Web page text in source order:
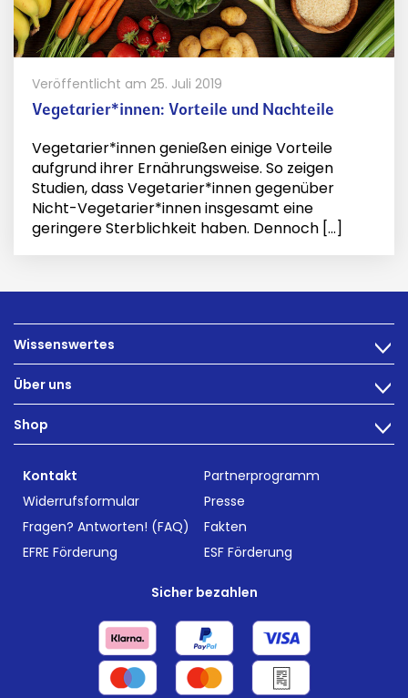
Veröffentlicht am 25. Juli 2019
Vegetarier*innen: Vorteile und Nachteile
Vegetarier*innen genießen einige Vorteile
aufgrund ihrer Ernährungsweise. So zeigen
Studien, dass Vegetarier*innen gegenüber
Nicht-Vegetarier*innen insgesamt eine
geringere Sterblichkeit haben. Dennoch [...]
Wissenswertes >
Ernährung
Darmgesundheit
Über uns >
Technologie
Karriere
B2B Solutions
Forschung
Shop >
INTEST.pro
Nahrungsergänzung
Kontakt
Partnerprogramm
Widerrufsformular
Presse
Fragen? Antworten! (FAQ)
Fakten
EFRE Förderung
ESF Förderung
Sicher bezahlen